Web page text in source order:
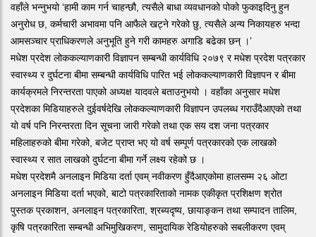
वहाँले भन्नुभयो ‘हामी काम गर्न चाहन्छौ, त्यसैले बाधा व्यवधानको पोको फुकाइदिनु हुन
अनुरोध छ, कर्मचारी अभावमा पनि आफैले खट्ने गरेको छु, त्यसैले अन्य निकायहरु भन्दा
आमसञ्चार प्राधिकरणले अनुभूति हुने गरी कामहरु अगाडि बढेका छन् ।’
मधेश प्रदेश लोककल्याणकारी विज्ञापन सम्बन्धी कार्यविधि २०७९ र मधेश प्रदेश पत्रकार
स्वास्थ्य र दुर्घटना बीमा सम्बन्धी कार्यविधि पारित भई लोककल्याणकारी विज्ञापन र बीमा
कार्यक्रमले निरन्तरता पाएको अध्यक्ष यादवले बताउनुभयो । वहाँका अनुसार मधेश
प्रदेशका मिडियाहरुले दुईवर्षदेखि लोककल्याणकारी विज्ञापन उपलब्ध गराउँदैआएको तथा
यो वर्ष पनि निरन्तरता दिन सूचना जारी गरेको तथा एक सय दश जना पत्रकार
महिलाहरुको बीमा गरेको, बजेट प्राप्त भए यो वर्ष सम्पूर्ण पत्रकारको एक लाखको
स्वास्थ्य र सात लाखको दुर्घटना बीमा गर्ने लक्ष्य रहेको छ ।
मधेश प्रदेशमै अनलाइन मिडिया दर्ता एवम् नवीकरण हुँदैआएकोमा हालसम्म २६ ओटा
अनलाइन मिडिया दर्ता भएको, बाटो पत्रकारिताको नामक एकीकृत प्रशिक्षण श्रोत
पुस्तक प्रकाशन, अनलाइन पत्रकारिता, श्रब्यदृष्य, छायाङ्कन तथा सम्पादन तालिम,
कृषि पत्रकारिता सम्बन्धी अभिमुखिकरण, सामुदायिक रेडियोहरुको सबलीकरण एवम्